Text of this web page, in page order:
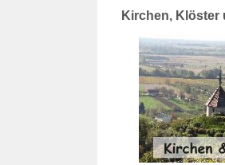
Kirchen, Klöster